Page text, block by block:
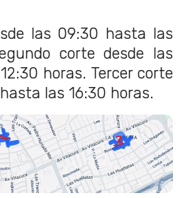
las 09:30 hasta las
corte desde las
horas. Tercer corte
las 16:30 horas.